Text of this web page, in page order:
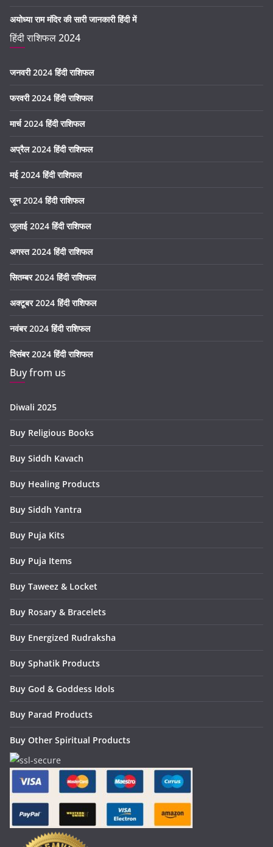
अयोध्या राम मंदिर की सारी जानकारी हिंदी में
हिंदी राशिफल 2024
जनवरी 2024 हिंदी राशिफल
फरवरी 2024 हिंदी राशिफल
मार्च 2024 हिंदी राशिफल
अप्रैल 2024 हिंदी राशिफल
मई 2024 हिंदी राशिफल
जून 2024 हिंदी राशिफल
जुलाई 2024 हिंदी राशिफल
अगस्त 2024 हिंदी राशिफल
सितम्बर 2024 हिंदी राशिफल
अक्टूबर 2024 हिंदी राशिफल
नवंबर 2024 हिंदी राशिफल
दिसंबर 2024 हिंदी राशिफल
Buy from us
Diwali 2025
Buy Religious Books
Buy Siddh Kavach
Buy Healing Products
Buy Siddh Yantra
Buy Puja Kits
Buy Puja Items
Buy Taweez & Locket
Buy Rosary & Bracelets
Buy Energized Rudraksha
Buy Sphatik Products
Buy God & Goddess Idols
Buy Parad Products
Buy Other Spiritual Products